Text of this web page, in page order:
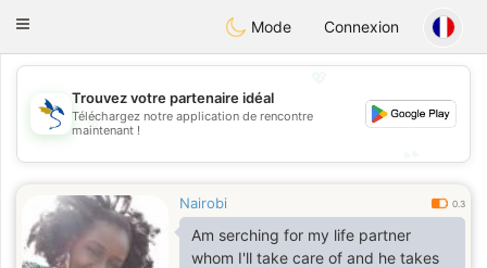
SvenskaDating
Toggle
Mode Connexion
💖
💕
Trouvez votre partenaire idéal
Téléchargez notre application de rencontre
maintenant !
Nairobi 0.3
Am serching for my life partner
whom I'll take care of and he takes